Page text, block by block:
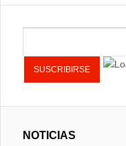
NOTICIAS